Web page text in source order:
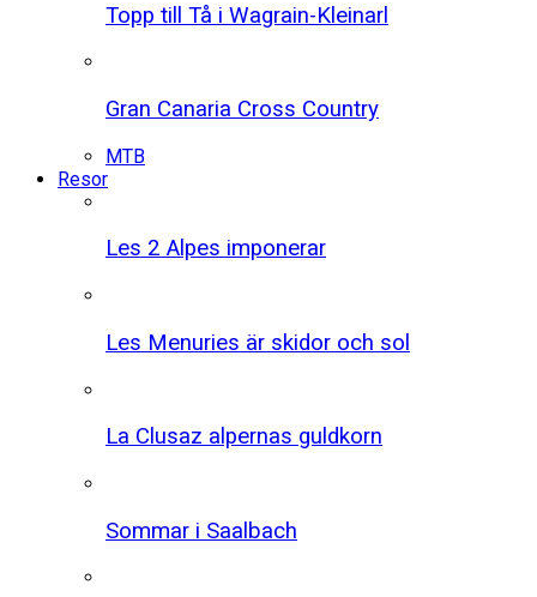
Topp till Tå i Wagrain-Kleinarl
Gran Canaria Cross Country
MTB
Resor
Les 2 Alpes imponerar
Les Menuries är skidor och sol
La Clusaz alpernas guldkorn
Sommar i Saalbach